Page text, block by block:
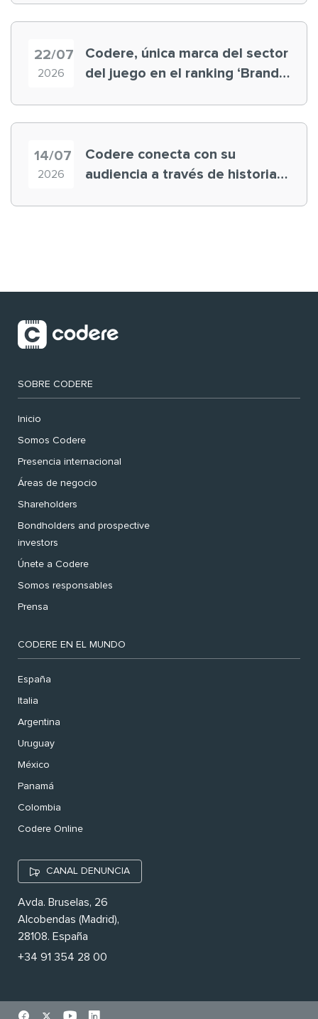
22/07
2026
Codere, única marca del sector
del juego en el ranking ‘Brand
14/07
2026
Codere conecta con su
audiencia a través de historias
SOBRE CODERE
Inicio
Somos Codere
Presencia internacional
Áreas de negocio
Shareholders
Bondholders and prospective
investors
Únete a Codere
Somos responsables
Prensa
CODERE EN EL MUNDO
España
Italia
Argentina
Uruguay
México
Panamá
Colombia
Codere Online
CANAL DENUNCIA
Avda. Bruselas, 26
Alcobendas (Madrid),
28108. España
+34 91 354 28 00